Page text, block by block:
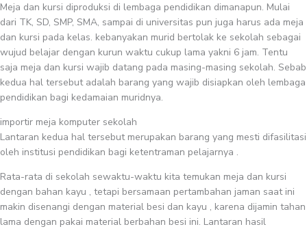
Meja dan kursi diproduksi di lembaga pendidikan dimanapun. Mulai
dari TK, SD, SMP, SMA, sampai di universitas pun juga harus ada meja
dan kursi pada kelas. kebanyakan murid bertolak ke sekolah sebagai
wujud belajar dengan kurun waktu cukup lama yakni 6 jam. Tentu
saja meja dan kursi wajib datang pada masing-masing sekolah. Sebab
kedua hal tersebut adalah barang yang wajib disiapkan oleh lembaga
pendidikan bagi kedamaian muridnya.
importir meja komputer sekolah
Lantaran kedua hal tersebut merupakan barang yang mesti difasilitasi
oleh institusi pendidikan bagi ketentraman pelajarnya .
Rata-rata di sekolah sewaktu-waktu kita temukan meja dan kursi
dengan bahan kayu , tetapi bersamaan pertambahan jaman saat ini
makin disenangi dengan material besi dan kayu , karena dijamin tahan
lama dengan pakai material berbahan besi ini. Lantaran hasil